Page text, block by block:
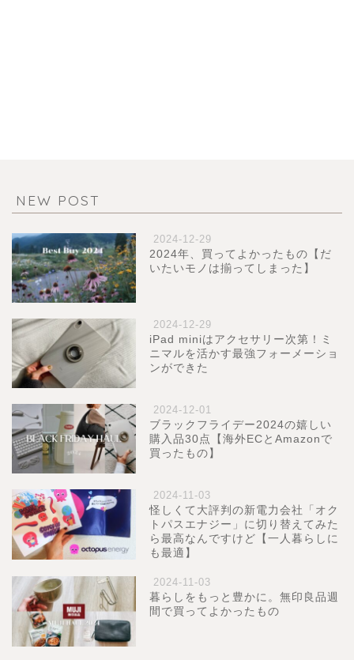
NEW POST
2024-12-29
2024年、買ってよかったもの【だ
いたいモノは揃ってしまった】
2024-12-29
iPad miniはアクセサリー次第！ミ
ニマルを活かす最強フォーメーショ
ンができた
2024-12-01
ブラックフライデー2024の嬉しい
購入品30点【海外ECとAmazonで
買ったもの】
2024-11-03
怪しくて大評判の新電力会社「オク
トパスエナジー」に切り替えてみた
ら最高なんですけど【一人暮らしに
も最適】
2024-11-03
暮らしをもっと豊かに。無印良品週
間で買ってよかったもの